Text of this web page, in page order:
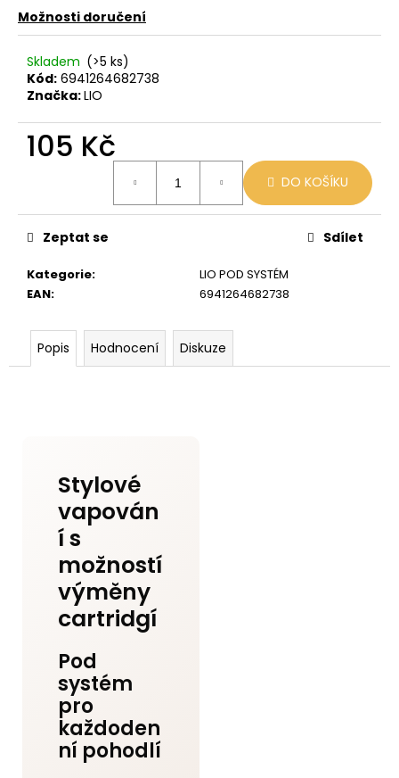
Možnosti doručení
Skladem (>5 ks)
Kód: 6941264682738
Značka:LIO
105 Kč
DO KOŠÍKU
Kategorie:
LIO POD SYSTÉM
EAN: 6941264682738
Zeptat se Sdílet
Popis Hodnocení Diskuze
Stylové
vapován
í s
možností
výměny
cartridgí
Pod
systém
pro
každoden
ní pohodlí
e
m
e
LIO
POD
CUBA
LIBRE
99
Kč